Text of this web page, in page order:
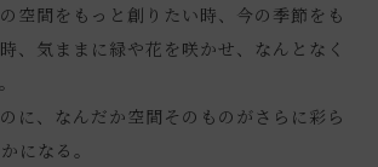
空間をもっと創りたい時、今の季節をも
、気ままに緑や花を咲かせ、なんとなく
に、なんだか空間そのものがさらに彩ら
になる。